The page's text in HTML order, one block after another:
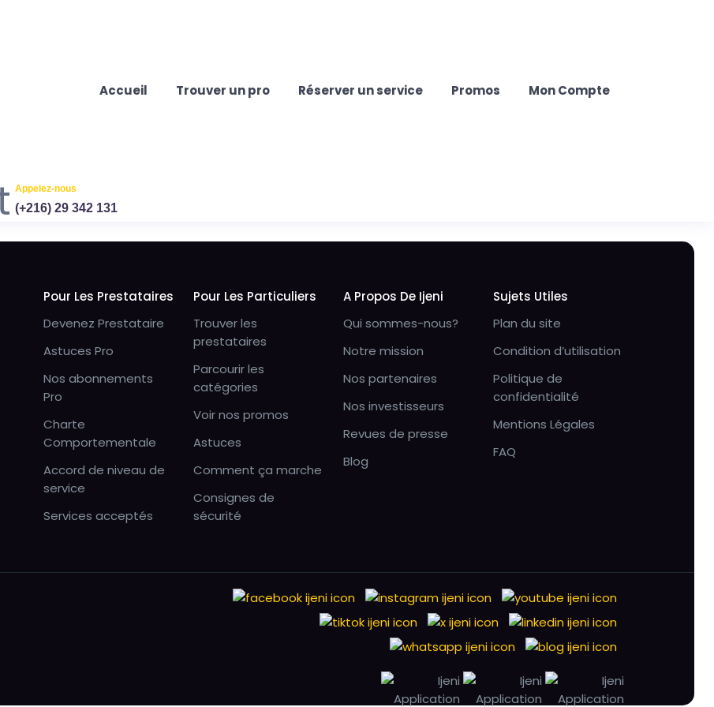
Accueil Trouver un pro Réserver un service Promos Mon Compte
Appelez-nous
(+216) 29 342 131
Pour Les Prestataires
Devenez Prestataire
Astuces Pro
Nos abonnements
Pro
Charte
Comportementale
Accord de niveau de
service
Services acceptés
Pour Les Particuliers
Trouver les
prestataires
Parcourir les
catégories
Voir nos promos
Astuces
Comment ça marche
Consignes de
sécurité
A Propos De Ijeni
Qui sommes-nous?
Notre mission
Nos partenaires
Nos investisseurs
Revues de presse
Blog
Sujets Utiles
Plan du site
Condition d’utilisation
Politique de
confidentialité
Mentions Légales
FAQ